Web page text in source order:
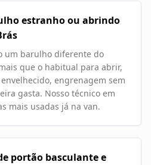
estranho ou abrindo
um barulho diferente do
que o habitual para abrir,
engrenagem sem
gasta. Nosso técnico em
mais usadas já na van.
portão basculante e